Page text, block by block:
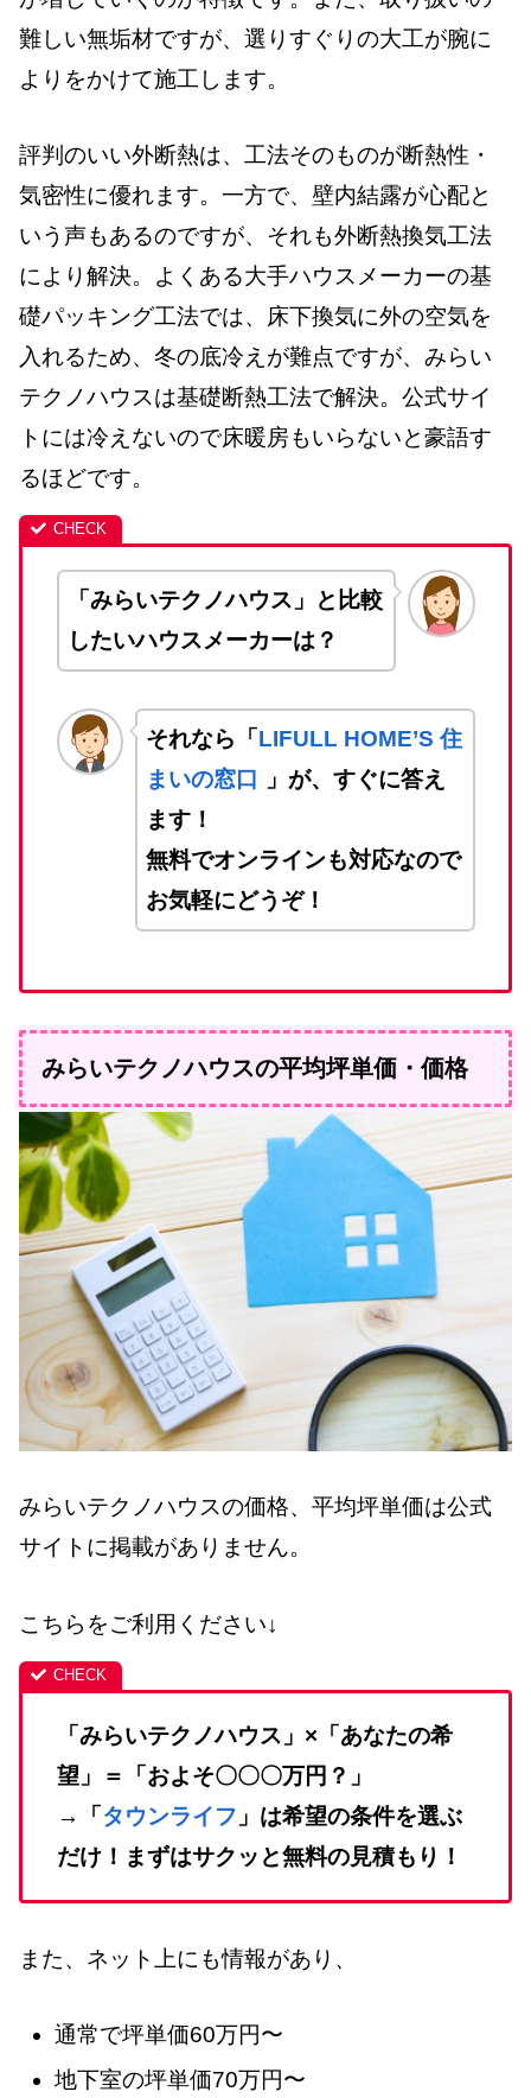
難しい無垢材ですが、選りすぐりの大工が腕に
よりをかけて施工します。
評判のいい外断熱は、工法そのものが断熱性・
気密性に優れます。一方で、壁内結露が心配と
いう声もあるのですが、それも外断熱換気工法
により解決。よくある大手ハウスメーカーの基
礎パッキング工法では、床下換気に外の空気を
入れるため、冬の底冷えが難点ですが、みらい
テクノハウスは基礎断熱工法で解決。公式サイ
トには冷えないので床暖房もいらないと豪語す
るほどです。
「みらいテクノハウス」と比較
したいハウスメーカーは？
それなら「LIFULL HOME’S 住
まいの窓口
」が、すぐに答え
ます！
無料でオンラインも対応なので
お気軽にどうぞ！
みらいテクノハウスの平均坪単価・価格
みらいテクノハウスの価格、平均坪単価は公式
サイトに掲載がありません。
こちらをご利用ください↓
「みらいテクノハウス」×「あなたの希
望」＝「およそ〇〇〇万円？」
→「タウンライフ 」は希望の条件を選ぶ
だけ！まずはサクッと無料の見積もり！
また、ネット上にも情報があり、
通常で坪単価60万円〜
地下室の坪単価70万円〜